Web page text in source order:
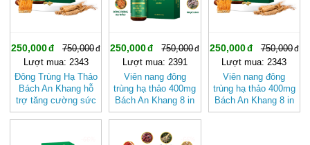
250,000
750,000
Lượt mua: 2343
Đông Trùng Hạ Thảo
Bách An Khang hỗ
trợ tăng cường sức
khỏe, giảm mệt mỏi
250,000
750,000
Lượt mua: 2391
Viên nang đông
trùng hạ thảo 400mg
Bách An Khang 8 in
1 đậm đặc gấp 10
sức khoẻ toàn diện
250,000
750,000
Lượt mua: 2343
Viên nang đông
trùng hạ thảo 400mg
Bách An Khang 8 in
1 đậm đặc gấp 10
-66%